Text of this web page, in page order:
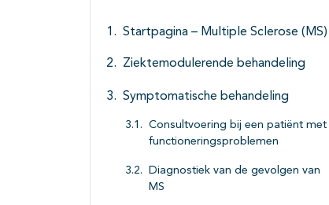
Startpagina – Multiple Sclerose (MS)
Ziektemodulerende behandeling
Symptomatische behandeling
Consultvoering bij een patiënt met
functioneringsproblemen
Diagnostiek van de gevolgen van
MS